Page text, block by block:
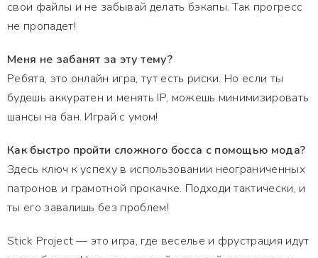
свои файлы и не забывай делать бэкапы. Так прогресс
не пропадет!
Меня не забанят за эту тему?
Ребята, это онлайн игра, тут есть риски. Но если ты
будешь аккуратен и менять IP, можешь минимизировать
шансы на бан. Играй с умом!
Как быстро пройти сложного босса с помощью мода?
Здесь ключ к успеху в использовании неограниченных
патронов и грамотной прокачке. Подходи тактически, и
ты его завалишь без проблем!
Stick Project — это игра, где веселье и фрустрация идут